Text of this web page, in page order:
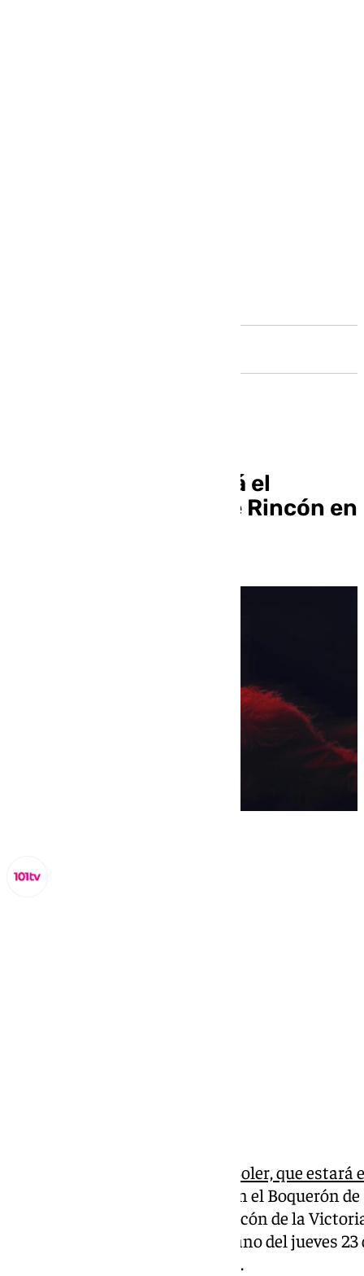
Pastora Soler recibirá el
Boquerón de Plata de Rincón en
Pastora Soler, que
será este año la galardonada con el Boquerón
entrega el Ayuntamiento de Rincón de la
en la Gala del Boquerón Victoriano del jueves
Internacional de Turismo, Fitur.